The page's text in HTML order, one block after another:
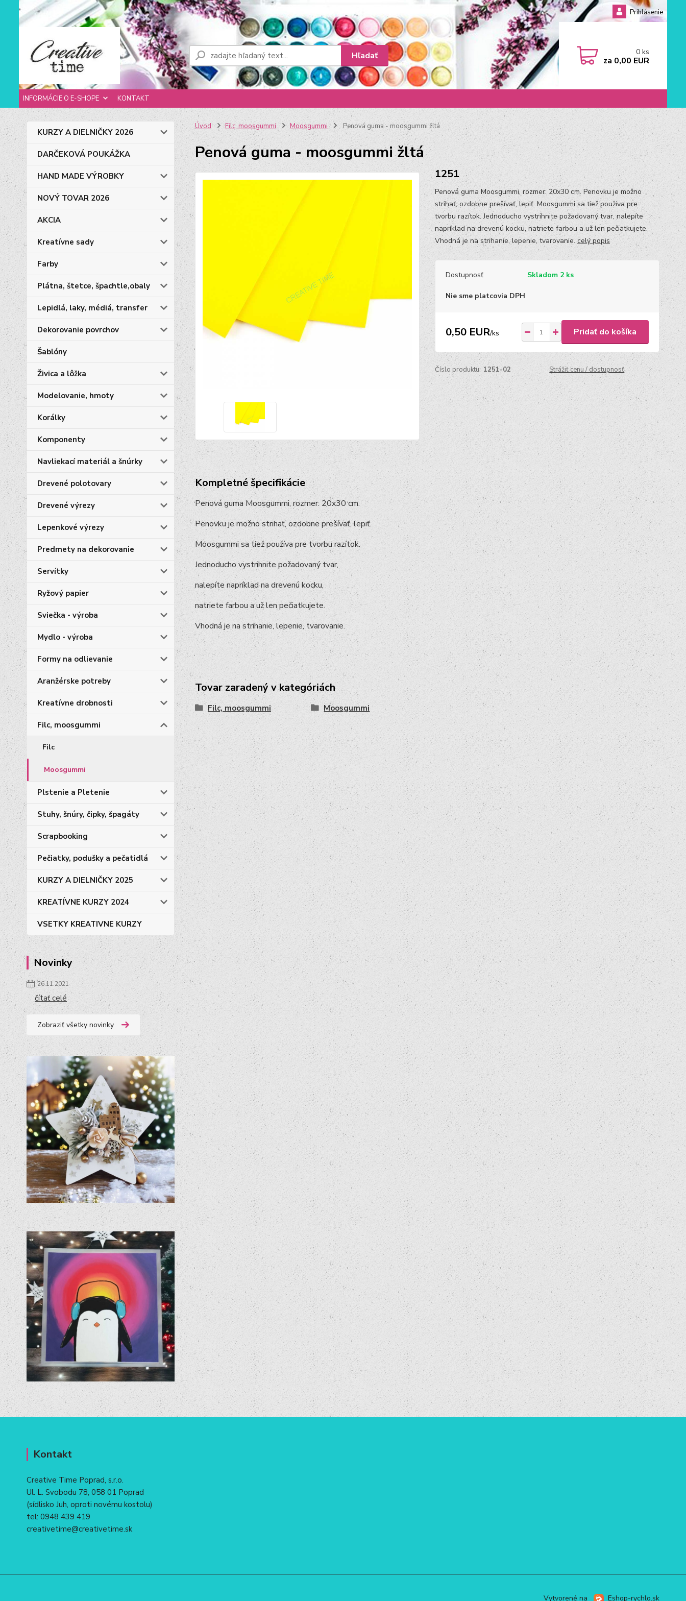
INFORMÁCIE O E-SHOPE KONTAKT
Prihlásenie
Hľadať 0ks
za 0,00 EUR
KURZY A DIELNIČKY 2026
DARČEKOVÁ POUKÁŽKA
HAND MADE VÝROBKY
NOVÝ TOVAR 2026
AKCIA
Kreatívne sady
Farby
Plátna, štetce, špachtle,obaly
Lepidlá, laky, médiá, transfer
Dekorovanie povrchov
Šablóny
Živica a lôžka
Modelovanie, hmoty
Korálky
Komponenty
Navliekací materiál a šnúrky
Drevené polotovary
Drevené výrezy
Lepenkové výrezy
Predmety na dekorovanie
Servítky
Ryžový papier
Sviečka - výroba
Mydlo - výroba
Formy na odlievanie
Aranžérske potreby
Kreatívne drobnosti
Filc, moosgummi
Filc
Moosgummi
Plstenie a Pletenie
Stuhy, šnúry, čipky, špagáty
Scrapbooking
Pečiatky, podušky a pečatidlá
KURZY A DIELNIČKY 2025
KREATÍVNE KURZY 2024
VSETKY KREATIVNE KURZY
Novinky
26.11.2021
čítať celé
Zobraziť všetky novinky
Úvod Filc, moosgummi Moosgummi Penová guma - moosgummi žltá
Penová guma - moosgummi žltá
1251
Penová guma Moosgummi, rozmer: 20x30 cm. Penovku je možno
strihať, ozdobne prešívať, lepiť. Moosgummi sa tiež používa pre
tvorbu razítok. Jednoducho vystrihnite požadovaný tvar, nalepíte
napríklad na drevenú kocku, natriete farbou a už len pečiatkujete.
Vhodná je na strihanie, lepenie, tvarovanie.celý popis
Dostupnosť Skladom 2 ks
Nie sme platcovia DPH
0,50 EUR/ks Pridať do košíka
Číslo produktu: 1251-02 Strážiť cenu / dostupnosť
Kompletné špecifikácie
Penová guma Moosgummi, rozmer: 20x30 cm.
Penovku je možno strihať, ozdobne prešívať, lepiť.
Moosgummi sa tiež používa pre tvorbu razítok.
Jednoducho vystrihnite požadovaný tvar,
nalepíte napríklad na drevenú kocku,
natriete farbou a už len pečiatkujete.
Vhodná je na strihanie, lepenie, tvarovanie.
Tovar zaradený v kategóriách
Filc, moosgummi Moosgummi
Kontakt
Creative Time Poprad, s.r.o.
Ul. L. Svobodu 78, 058 01 Poprad
(sídlisko Juh, oproti novému kostolu)
tel: 0948 439 419
creativetime@creativetime.sk
Vytvorené na Eshop-rychlo.sk